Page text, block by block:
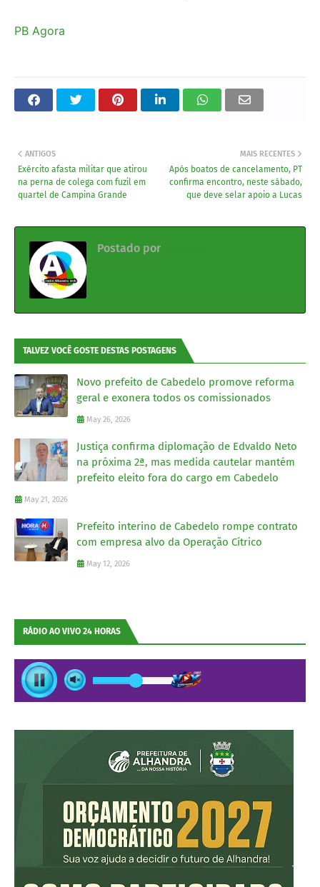
PB Agora
MAIS RECENTES
Após boatos de cancelamento, PT
confirma encontro, neste sábado,
que deve selar apoio a Lucas
ANTIGOS
Exército afasta militar que atirou
na perna de colega com fuzil em
quartel de Campina Grande
Postado por
TALVEZ VOCÊ GOSTE DESTAS POSTAGENS
Novo prefeito de Cabedelo promove reforma
geral e exonera todos os comissionados
May 26, 2026
Justiça confirma diplomação de Edvaldo Neto
na próxima 2ª, mas medida cautelar mantém
prefeito eleito fora do cargo em Cabedelo
May 21, 2026
Prefeito interino de Cabedelo rompe contrato
com empresa alvo da Operação Cítrico
May 12, 2026
RÁDIO AO VIVO 24 HORAS